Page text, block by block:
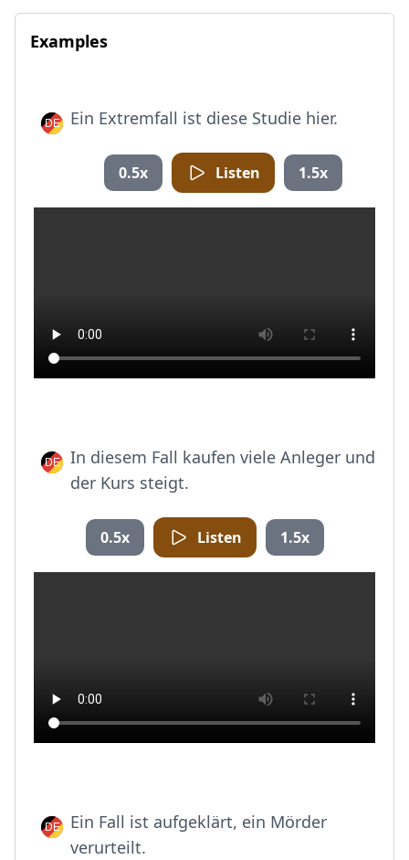
Examples
Ein Extremfall ist diese Studie hier.
0.5x Listen 1.5x
In diesem Fall kaufen viele Anleger und
der Kurs steigt.
0.5x Listen 1.5x
Ein Fall ist aufgeklärt, ein Mörder
verurteilt.